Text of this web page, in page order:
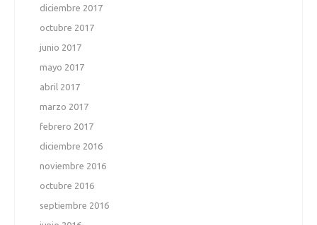
diciembre 2017
octubre 2017
junio 2017
mayo 2017
abril 2017
marzo 2017
febrero 2017
diciembre 2016
noviembre 2016
octubre 2016
septiembre 2016